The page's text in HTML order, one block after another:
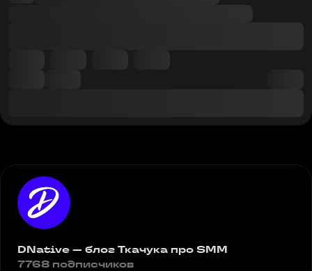
DNative — блог Ткачука про SMM
7768 подписчиков